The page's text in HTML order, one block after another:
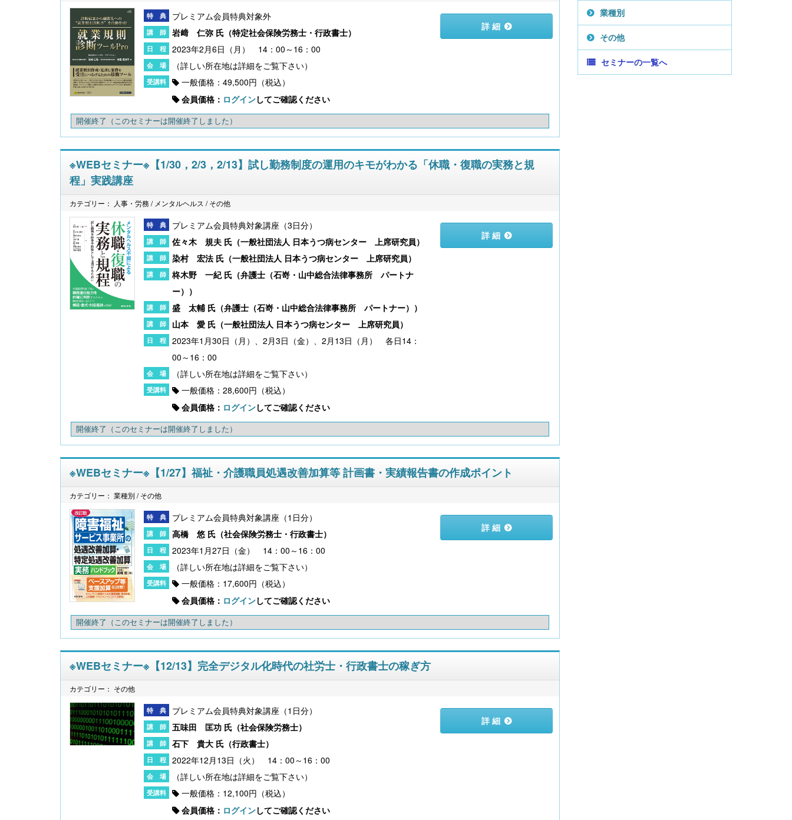
プレミアム会員特典対象外
岩﨑 仁弥 氏（特定社会保険労務士・行政書士）
2023年2月6日（月） 14：00～16：00
一般価格：49,500円（税込）
会員価格： ログインしてご確認ください
詳 細
開催終了 （このセミナーは開催終了しました）
※WEBセミナー※【1/30，2/3，2/13】試し勤務制度の運用のキモがわかる「休職・復職の実務と規
程」実践講座
カテゴリー： 人事・労務 / メンタルヘルス / その他
プレミアム会員特典対象講座（3日分）
佐々木 規夫 氏（一般社団法人 日本うつ病センター 上席研究員）
染村 宏法 氏（一般社団法人 日本うつ病センター 上席研究員）
柊木野 一紀 氏（弁護士（石嵜・山中総合法律事務所 パートナ
ー） ）
盛 太輔 氏（弁護士（石嵜・山中総合法律事務所 パートナー） ）
山本 愛 氏（一般社団法人 日本うつ病センター 上席研究員）
2023年1月30日（月）、2月3日（金）、2月13日（月） 各日14：
00～16：00
一般価格：28,600円（税込）
会員価格： ログインしてご確認ください
詳 細
開催終了 （このセミナーは開催終了しました）
※WEBセミナー※【1/27】福祉・介護職員処遇改善加算等 計画書・実績報告書の作成ポイント
カテゴリー： 業種別 / その他
プレミアム会員特典対象講座（1日分）
高橋 悠 氏（社会保険労務士・行政書士）
2023年1月27日（金） 14：00～16：00
一般価格：17,600円（税込）
会員価格： ログインしてご確認ください
詳 細
開催終了 （このセミナーは開催終了しました）
※WEBセミナー※【12/13】完全デジタル化時代の社労士・行政書士の稼ぎ方
カテゴリー： その他
プレミアム会員特典対象講座（1日分）
五味田 匡功 氏（社会保険労務士）
石下 貴大 氏（行政書士）
2022年12月13日（火） 14：00～16：00
一般価格：12,100円（税込）
会員価格： ログインしてご確認ください
詳 細
業種別
その他
セミナーの一覧へ